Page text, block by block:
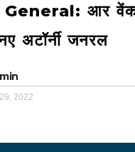
आर
अटॉर्नी जनरल
2022